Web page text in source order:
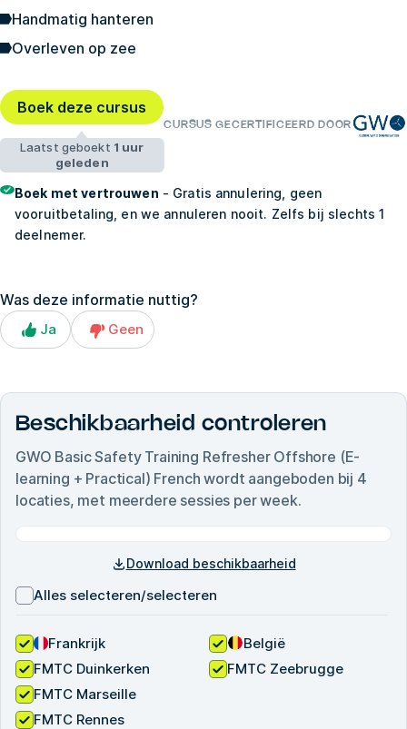
Handmatig hanteren
Overleven op zee
Boek deze cursus
Laatst geboekt 1 uur
geleden
CURSUS GECERTIFICEERD DOOR
Boek met vertrouwen - Gratis annulering, geen
vooruitbetaling, en we annuleren nooit. Zelfs bij slechts 1
deelnemer.
Was deze informatie nuttig?
Ja Geen
Beschikbaarheid controleren
GWO Basic Safety Training Refresher Offshore (E-
learning + Practical) French wordt aangeboden bij 4
locaties, met meerdere sessies per week.
Download beschikbaarheid
Alles selecteren/selecteren
Frankrijk
FMTC Duinkerken
FMTC Marseille
FMTC Rennes
België
FMTC Zeebrugge